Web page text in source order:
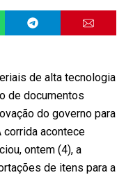
de alta tecnologia
de documentos
do governo para
corrida acontece
ontem (4), a
de itens para a